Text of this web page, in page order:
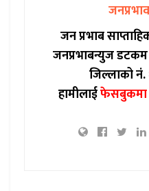
जन प्रभाब
जनप्रभाबन्युज डटकम
जिल्लाको नं.
हामीलाईफेसबुकमा